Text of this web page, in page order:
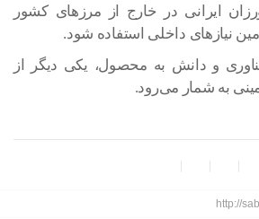
ایرانی در خارج از مرزهای کشور
نیازهای داخلی استفاده شود.
و دانش به محصول، یکی دیگر از
به شمار می‌رود.
http://